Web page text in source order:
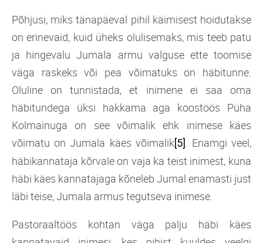
Põhjusi, miks tänapäeval pihil käimisest hoidutakse
on erinevaid, kuid üheks olulisemaks, mis teeb patu
ja hingevalu Jumala armu valguse ette toomise
väga raskeks või pea võimatuks on häbitunne.
Oluline on tunnistada, et inimene ei saa oma
häbitundega üksi hakkama aga koostöös Püha
Kolmainuga on see võimalik ehk inimese käes
võimatu on Jumala käes võimalik[5]
. Enamgi veel,
häbikannataja kõrvale on vaja ka teist inimest, kuna
häbi käes kannatajaga kõneleb Jumal enamasti just
läbi teise, Jumala armus tegutseva inimese.
Pastoraaltöös kohtan väga palju häbi käes